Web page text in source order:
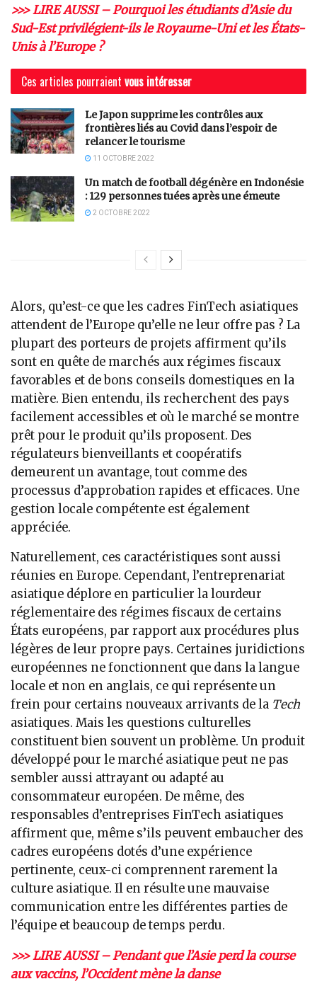
>>> LIRE AUSSI – Pourquoi les étudiants d’Asie du
Sud-Est privilégient-ils le Royaume-Uni et les États-
Unis à l’Europe ?
Ces articles pourraient vous intéresser
Le Japon supprime les contrôles aux
frontières liés au Covid dans l’espoir de
relancer le tourisme
11 OCTOBRE 2022
Un match de football dégénère en Indonésie
: 129 personnes tuées après une émeute
2 OCTOBRE 2022
Alors, qu’est-ce que les cadres FinTech asiatiques
attendent de l’Europe qu’elle ne leur offre pas ? La
plupart des porteurs de projets affirment qu’ils
sont en quête de marchés aux régimes fiscaux
favorables et de bons conseils domestiques en la
matière. Bien entendu, ils recherchent des pays
facilement accessibles et où le marché se montre
prêt pour le produit qu’ils proposent. Des
régulateurs bienveillants et coopératifs
demeurent un avantage, tout comme des
processus d’approbation rapides et efficaces. Une
gestion locale compétente est également
appréciée.
Naturellement, ces caractéristiques sont aussi
réunies en Europe. Cependant, l’entreprenariat
asiatique déplore en particulier la lourdeur
réglementaire des régimes fiscaux de certains
États européens, par rapport aux procédures plus
légères de leur propre pays. Certaines juridictions
européennes ne fonctionnent que dans la langue
locale et non en anglais, ce qui représente un
frein pour certains nouveaux arrivants de la Tech
asiatiques. Mais les questions culturelles
constituent bien souvent un problème. Un produit
développé pour le marché asiatique peut ne pas
sembler aussi attrayant ou adapté au
consommateur européen. De même, des
responsables d’entreprises FinTech asiatiques
affirment que, même s’ils peuvent embaucher des
cadres européens dotés d’une expérience
pertinente, ceux-ci comprennent rarement la
culture asiatique. Il en résulte une mauvaise
communication entre les différentes parties de
l’équipe et beaucoup de temps perdu.
>>> LIRE AUSSI – Pendant que l’Asie perd la course
aux vaccins, l’Occident mène la danse